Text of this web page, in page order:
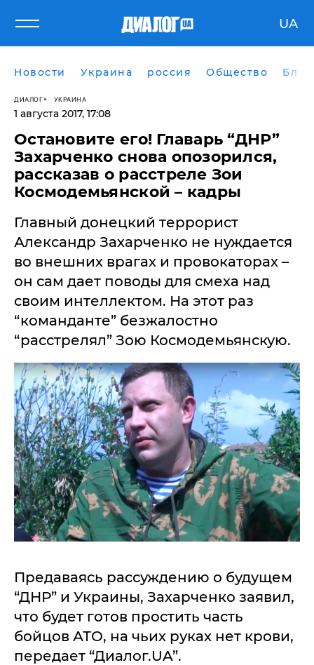
UA
Новости Украина россия Общество
ДИАЛОГ УКРАИНА
1 августа 2017, 17:08
​Остановите его! Главарь “ДНР”
Захарченко снова опозорился,
рассказав о расстреле Зои
Космодемьянской – кадры
Главный донецкий террорист
Александр Захарченко не нуждается
во внешних врагах и провокаторах –
он сам дает поводы для смеха над
своим интеллектом. На этот раз
“команданте” безжалостно
“расстрелял” Зою Космодемьянскую.
Предаваясь рассуждению о будущем
“ДНР” и Украины, Захарченко заявил,
что будет готов простить часть
бойцов АТО, на чьих руках нет крови,
передает “Диалог.UA”.